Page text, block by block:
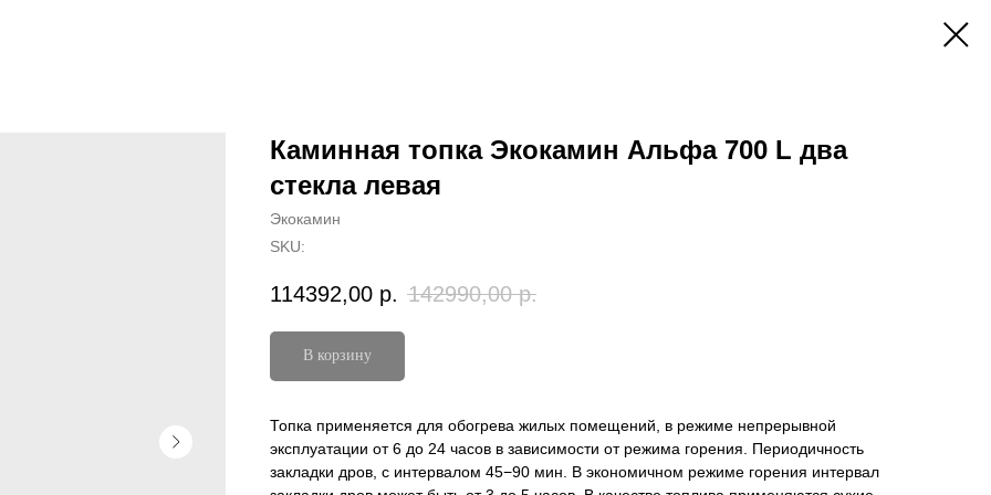
Каминная топка Экокамин Альфа 700 L два
стекла левая
Экокамин
SKU:
114392,00 р. 142990,00 р.
В корзину
Топка применяется для обогрева жилых помещений, в режиме непрерывной
эксплуатации от 6 до 24 часов в зависимости от режима горения. Периодичность
закладки дров, с интервалом 45−90 мин. В экономичном режиме горения интервал